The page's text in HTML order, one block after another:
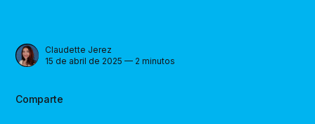
Claudette Jerez
15 de abril de 2025 — 2 minutos
Comparte